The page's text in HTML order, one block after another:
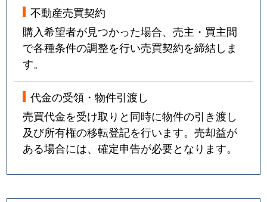
不動産売買契約
購入希望者が見つかった場合、売主・買主間
で各種条件の調整を行い売買契約を締結しま
す。
代金の受領・物件引渡し
売買代金を受け取りと同時に物件の引き渡し
及び所有権の移転登記を行います。売却益が
ある場合には、確定申告が必要となります。